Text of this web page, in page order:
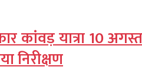
कांवड़ यात्रा 10
निरीक्षण